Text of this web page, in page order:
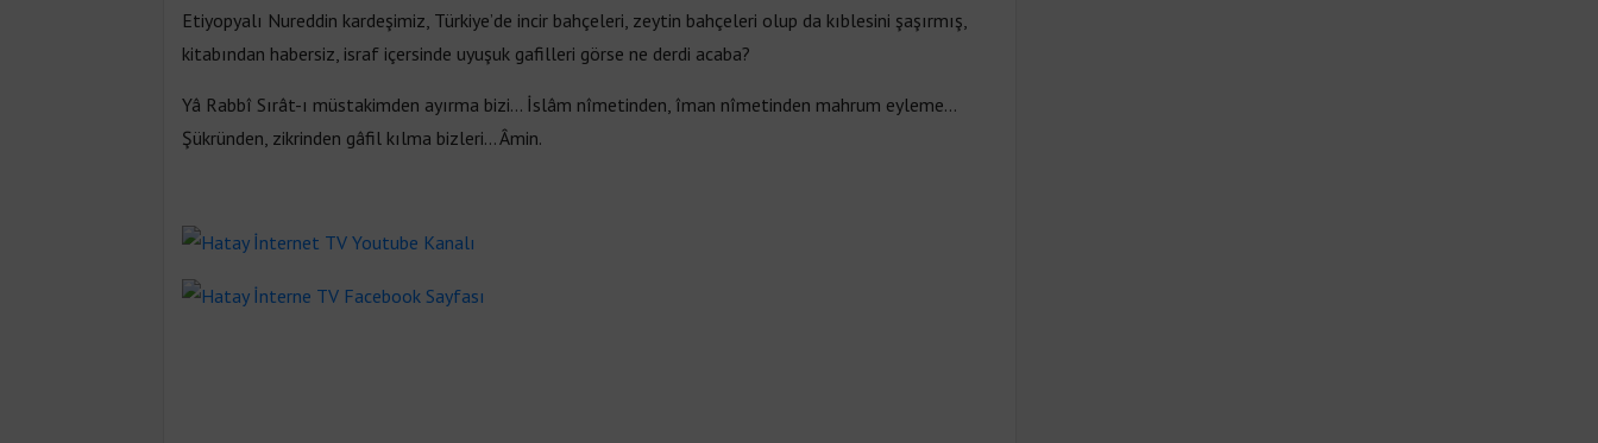
Etiyopyalı Nureddin kardeşimiz, Türkiye’de incir bahçeleri, zeytin bahçeleri olup da kıblesini şaşırmış,
kitabından habersiz, israf içersinde uyuşuk gafilleri görse ne derdi acaba?
Yâ Rabbî Sırât-ı müstakimden ayırma bizi… İslâm nîmetinden, îman nîmetinden mahrum eyleme…
Şükründen, zikrinden gâfil kılma bizleri… Âmin.